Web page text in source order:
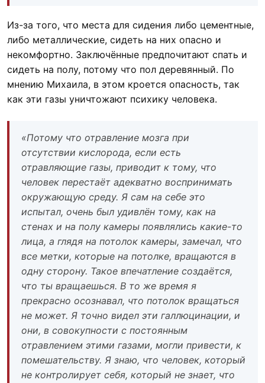
Из-за того, что места для сидения либо цементные,
либо металлические, сидеть на них опасно и
некомфортно. Заключённые предпочитают спать и
сидеть на полу, потому что пол деревянный. По
мнению Михаила, в этом кроется опасность, так
как эти газы уничтожают психику человека.
«Потому что отравление мозга при
отсутствии кислорода, если есть
отравляющие газы, приводит к тому, что
человек перестаёт адекватно воспринимать
окружающую среду. Я сам на себе это
испытал, очень был удивлён тому, как на
стенах и на полу камеры появлялись какие-то
лица, а глядя на потолок камеры, замечал, что
все метки, которые на потолке, вращаются в
одну сторону. Такое впечатление создаётся,
что ты вращаешься. В то же время я
прекрасно осознавал, что потолок вращаться
не может. Я точно видел эти галлюцинации, и
они, в совокупности с постоянным
отравлением этими газами, могли привести, к
помешательству. Я знаю, что человек, который
не контролирует себя, который не знает, что